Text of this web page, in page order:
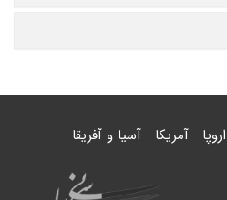
اروپا آمریکا آسیا و آفریقا